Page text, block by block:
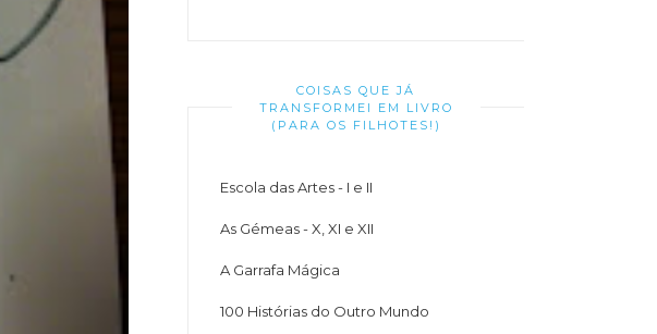
COISAS QUE JÁ
TRANSFORMEI EM LIVRO
(PARA OS FILHOTES!)
Escola das Artes - I e II
As Gémeas - X, XI e XII
A Garrafa Mágica
100 Histórias do Outro Mundo